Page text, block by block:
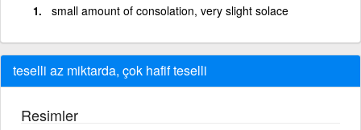
small amount of consolation, very slight solace
teselli az miktarda, çok hafif teselli
Resimler